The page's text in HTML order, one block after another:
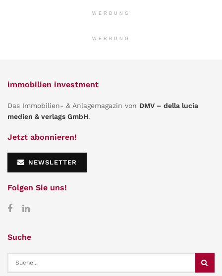
WERBUNG
WERBUNG
immobilien investment
Das Immobilien- & Anlagemagazin von DMV – della lucia
medien & verlags GmbH.
Jetzt abonnieren!
NEWSLETTER
Folgen Sie uns!
Suche